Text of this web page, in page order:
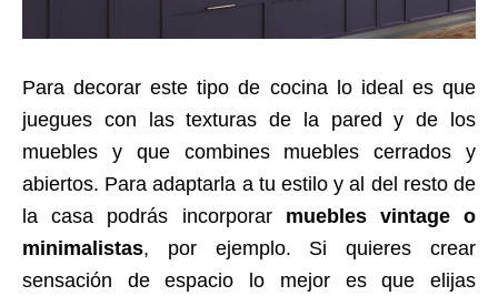
Para decorar este tipo de cocina lo ideal es que
juegues con las texturas de la pared y de los
muebles y que combines muebles cerrados y
abiertos. Para adaptarla a tu estilo y al del resto de
la casa podrás incorporar muebles vintage o
minimalistas, por ejemplo. Si quieres crear
sensación de espacio lo mejor es que elijas